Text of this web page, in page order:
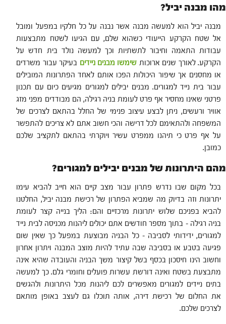
מהו מבנה יביל?
מבנה יביל הוא למעשה מבנה אשר נבנה על כל חלקיו במפעל ומובל
אל שטח הקרקע הייעודי כשהוא שלם, עם הגיעו לשטח מתבצעות
עבודות התאמה וחיבור לתשתיות וכך למעשה נולד בית חדש על
הקרקע. לאורך שנים ארוכות שימשו מבנים ניידים בעיקר עבור משרדים
או מחסנים אך שיפור היכולות הפכו אותם לאחד הפתרונות המובילים
עבור בית נייד למגורים. מבנים יבילים למגורים מגיעים כיום עם תכנון
פרטני שאינו מחסיר אף פרט לעומת בניה רגילה, הם מבודדים מפני מזג
אוויר ורעשים, ניתן לבצע עיצוב פנימי של החלל בהתאם לצרכים של
המשפחה ולהתאימם לכל דרישה והכי חשוב אתם לא צריכים להתפשר
על אף פרט כי תיהנו ממפרט עשיר ויוקרתי בהתאם לתקציב שלכם
כמובן.
מהם היתרונות של מבנים יבילים למגורים?
בכל מקום שבו נדרש פתרון עבור מצב קיים הוא חייב להביא עימו
יתרונות וזה בדיוק מה שמביא הפתרון של רכישת מבנה יביל, החלטנו
להביא בפניכם שלוש יתרונות מרכזיים והם: הליך בנייה קצר לעומת
בניה רגילה – בתוך מספר חודשים אתם יכולים ליהנות מכניסה לבית נייד
למגורים, ידידותי לסביבה – כל הבניה מבוצעת במפעל כך שאין שום
פגיעה בטבע או בסביבה שבה עתיד להיות מוצב המבנה ויתרון אחרון
וחשוב הינו חיסכון בכסף בשל קיצור משך הבניה והעובדה שהיא אינה
מתבצעת בשטח ואינה דורשת עשרות פועלים וחומרי גלם. כך למעשה
בתים ניידים למגורים מאפשרים לכם ליהנות מכל היתרונות ולהגשים
את החלום של רכישת דירה, אותה תוכלו גם לעצב באופן מותאם
לצרכים שלכם.